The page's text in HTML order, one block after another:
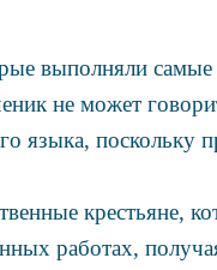
выполняли
не может
языка,
крестьяне,
работах,